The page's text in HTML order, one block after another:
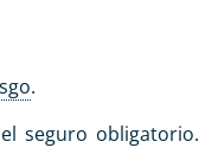
.
seguro obligatorio.